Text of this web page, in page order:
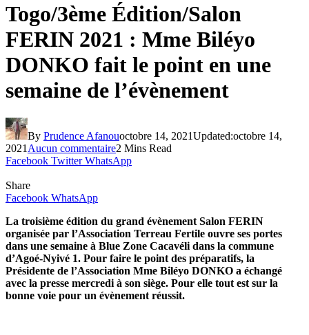
Togo/3ème Édition/Salon
FERIN 2021 : Mme Biléyo
DONKO fait le point en une
semaine de l’évènement
By Prudence Afanouoctobre 14, 2021Updated:octobre 14,
2021 Aucun commentaire2 Mins Read
Facebook Twitter WhatsApp
Share
Facebook WhatsApp
La troisième édition du grand évènement Salon FERIN
organisée par l’Association Terreau Fertile ouvre ses portes
dans une semaine à Blue Zone Cacavéli dans la commune
d’Agoé-Nyivé 1. Pour faire le point des préparatifs, la
Présidente de l’Association Mme Biléyo DONKO a échangé
avec la presse mercredi à son siège. Pour elle tout est sur la
bonne voie pour un évènement réussit.